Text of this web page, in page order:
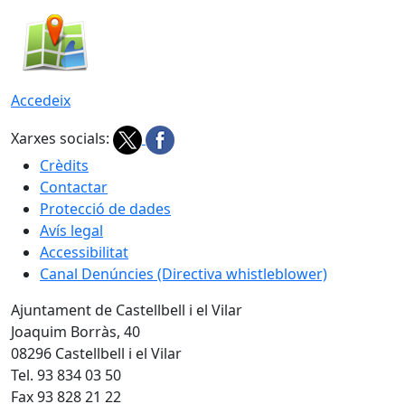
Accedeix
Xarxes socials:
Crèdits
Contactar
Protecció de dades
Avís legal
Accessibilitat
Canal Denúncies (Directiva whistleblower)
Ajuntament de Castellbell i el Vilar
Joaquim Borràs, 40
08296 Castellbell i el Vilar
Tel. 93 834 03 50
Fax 93 828 21 22